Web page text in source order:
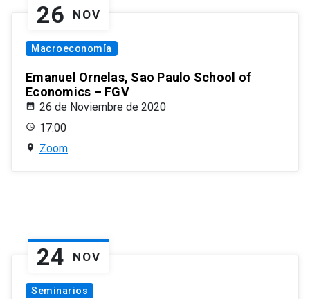
26 NOV
Macroeconomía
Emanuel Ornelas, Sao Paulo School of
Economics – FGV
26 de Noviembre de 2020
17:00
Zoom
24 NOV
Seminarios